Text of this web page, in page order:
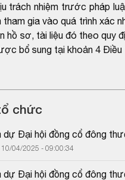
trách nhiệm trước pháp
tham gia vào quá trình xác
hồ sơ, tài liệu đó theo quy
bổ sung tại khoản 4
chức
dự Đại hội đồng cổ đông
10/04/2025 - 09:00:34
dự Đại hội đồng cổ đông